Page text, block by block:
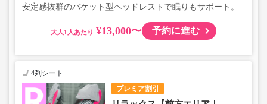
安定感抜群のバケット型ヘッドレストで眠りもサポート。
大人 ¥13,000〜 予約に進む
プレミア割引
4列シート